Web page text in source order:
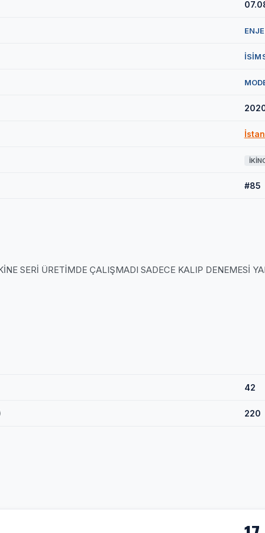
#85
SERİ ÜRETİMDE ÇALIŞMADI SADECE KALIP DENEMESİ
42
220